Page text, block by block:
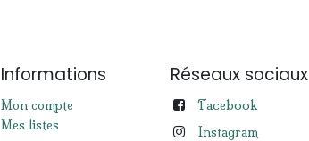
Informations
Mon compte
Mes listes
Réseaux sociaux
Facebook
Instagram